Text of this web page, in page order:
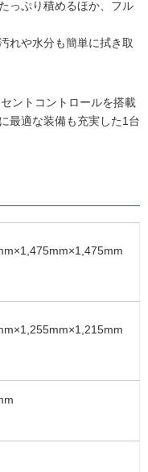
っぷり積めるほか、フル
れや水分も簡単に拭き取
ントコントロールを搭載
最適な装備も充実した1台